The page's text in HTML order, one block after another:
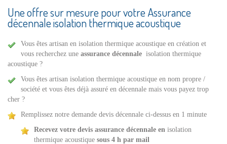
Une offre sur mesure pour votre Assurance
décennale isolation thermique acoustique
Vous êtes artisan en isolation thermique acoustique en création et
vous recherchez une assurance décennale isolation thermique
acoustique ?
Vous êtes artisan isolation thermique acoustique en nom propre /
société et vous êtes déjà assuré en décennale mais vous payez trop
cher ?
Remplissez notre demande devis décennale ci-dessus en 1 minute
Recevez votre devis assurance décennale en isolation
thermique acoustique sous 4 h par mail